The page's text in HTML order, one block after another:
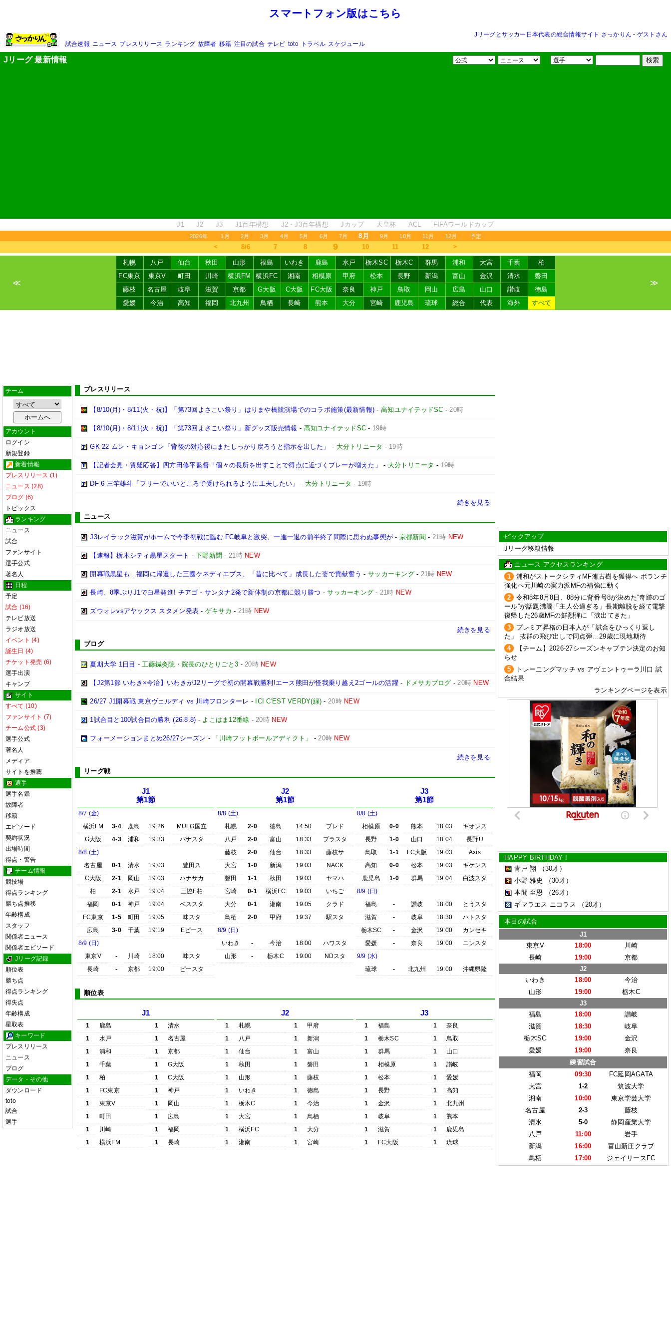
スマートフォン版はこちら
Jリーグとサッカー日本代表の総合情報サイト さっかりん - ゲストさん
試合速報 ニュース プレスリリース ランキング 故障者 移籍 注目の試合 テレビ toto トラベル スケジュール
Jリーグ 最新情報
J1 J2 J3 J1百年構想 J2・J3百年構想 Jカップ 天皇杯 ACL FIFAワールドカップ
2026年 1月 2月 3月 4月 5月 6月 7月 8月 9月 10月 11月 12月 予定
＜ 8/6 7 8 9 10 11 12 ＞
≪
札幌 八戸 仙台 秋田 山形 福島 いわき 鹿島 水戸 栃木SC 栃木C 群馬 浦和 大宮 千葉
柏
FC東京
東京V 町田 川崎 横浜FM 横浜FC 湘南 相模原 甲府 松本 長野 新潟 富山 金沢 清水
磐田
藤枝
名古屋 岐阜 滋賀 京都 G大阪 C大阪 FC大阪 奈良 神戸 鳥取 岡山 広島 山口 讃岐
徳島
愛媛
今治 高知 福岡 北九州 鳥栖 長崎 熊本 大分 宮崎 鹿児島 琉球 総合 代表 海外 すべて
≫
チーム
アカウント
ログイン
新規登録
新着情報
プレスリリース (1)
ニュース (28)
ブログ (6)
トピックス
ランキング
ニュース
試合
ファンサイト
選手公式
著名人
日程
予定
試合 (16)
テレビ放送
ラジオ放送
イベント (4)
誕生日 (4)
チケット発売 (6)
選手出演
キャンプ
サイト
すべて (10)
ファンサイト (7)
チーム公式 (3)
選手公式
著名人
メディア
サイトを推薦
選手
選手名鑑
故障者
移籍
エピソード
契約状況
出場時間
得点・警告
チーム情報
競技場
得点ランキング
勝ち点推移
年齢構成
スタッフ
関係者ニュース
関係者エピソード
Jリーグ記録
順位表
勝ち点
得点ランキング
得失点
年齢構成
星取表
キーワード
プレスリリース
ニュース
ブログ
データ・その他
ダウンロード
toto
試合
選手
プレスリリース
【8/10(月)・8/11(火・祝)】「第73回よさこい祭り」はりまや橋競演場でのコラボ施策(最新情報) - 高知ユナイテッドSC -20時
【8/10(月)・8/11(火・祝)】「第73回よさこい祭り」新グッズ販売情報 - 高知ユナイテッドSC - 19時
GK 22 ムン・キョンゴン「背後の対応後にまたしっかり戻ろうと指示を出した」 - 大分トリニータ - 19時
【記者会見・質疑応答】四方田修平監督「個々の長所を出すことで得点に近づくプレーが増えた」 - 大分トリニータ - 19時
DF 6 三竿雄斗「フリーでいいところで受けられるように工夫したい」 - 大分トリニータ - 19時
続きを見る
ニュース
J3レイラック滋賀がホームで今季初戦に臨む FC岐阜と激突、一進一退の前半終了間際に思わぬ事態が - 京都新聞 - 21時 NEW
【速報】栃木シティ黒星スタート -下野新聞 - 21時 NEW
開幕戦黒星も…福岡に帰還した三國ケネディエブス、「昔に比べて」成長した姿で貢献誓う -サッカーキング- 21時 NEW
長崎、8季ぶりJ1で白星発進! チアゴ・サンタナ2発で新体制の京都に競り勝つ -サッカーキング - 21時 NEW
ズウォレvsアヤックス スタメン発表 - ゲキサカ - 21時 NEW
続きを見る
ブログ
夏期大学 1日目 -工藤鍼灸院・院長のひとりごと3 -20時 NEW
【J2第1節 いわき×今治】いわきがJ2リーグで初の開幕戦勝利!エース熊田が怪我乗り越え2ゴールの活躍- ドメサカブログ -20時 NEW
26/27 J1開幕戦 東京ヴェルディ vs 川崎フロンターレ - ICI C'EST VERDY(緑) - 20時 NEW
1試合目と100試合目の勝利 (26.8.8) - よこはま12番線 -20時 NEW
フォーメーションまとめ26/27シーズン - 「川崎フットボールアディクト」 -20時 NEW
続きを見る
リーグ戦
J1
第1節
8/7 (金)
横浜FM
3-4 鹿島 19:26
MUFG国立
G大阪
4-3 浦和 19:33
パナスタ
8/8 (土)
名古屋
0-1 清水 19:03
豊田ス
C大阪
2-1 岡山 19:03
ハナサカ
柏
2-1 水戸 19:04
三協F柏
福岡
0-1 神戸 19:04
ベススタ
FC東京
1-5 町田 19:05
味スタ
広島
3-0 千葉 19:19
Eピース
8/9 (日)
東京V
- 川崎 18:00
味スタ
長崎
- 京都 19:00 ピースタ
J2
第1節
8/8 (土)
札幌
2-0 徳島 14:50
プレド
八戸
2-0 富山 18:33
プラスタ
藤枝
2-0 仙台 18:33
藤枝サ
大宮
1-0 新潟 19:03
NACK
磐田
1-1 秋田 19:03
ヤマハ
宮崎
0-1 横浜FC 19:03
いちご
大分
0-1 湘南 19:05
クラド
鳥栖
2-0 甲府 19:37
駅スタ
8/9 (日)
いわき
- 今治 18:00
ハワスタ
山形
- 栃木C 19:00 NDスタ
J3
第1節
8/8 (土)
相模原
0-0 熊本 18:03
ギオンス
長野
1-0 山口 18:04
長野U
鳥取
1-1 FC大阪 19:03
Axis
高知
0-0 松本 19:03
ギケンス
鹿児島
1-0 群馬 19:04
白波スタ
8/9 (日)
福島
- 讃岐 18:00
とうスタ
滋賀
- 岐阜 18:30
ハトスタ
栃木SC
- 金沢 19:00
カンセキ
愛媛
- 奈良 19:00
ニンスタ
9/9 (水)
琉球
- 北九州 19:00 沖縄県陸
順位表
J1
1 鹿島 1
清水
1
水戸 1
名古屋
1
浦和 1
京都
1
千葉 1
G大阪
1
柏 1
C大阪
1
FC東京 1
神戸
1
東京V 1
岡山
1
町田 1
広島
1
川崎 1
福岡
1
横浜FM 1 長崎
J2
1 札幌 1
甲府
1
八戸 1
新潟
1
仙台 1
富山
1
秋田 1
磐田
1
山形 1
藤枝
1
いわき 1
徳島
1
栃木C 1
今治
1
大宮 1
鳥栖
1
横浜FC 1
大分
1
湘南 1 宮崎
J3
1 福島 1
奈良
1
栃木SC 1
鳥取
1
群馬 1
山口
1
相模原 1
讃岐
1
松本 1
愛媛
1
長野 1
高知
1
金沢 1
北九州
1
岐阜 1
熊本
1
滋賀 1
鹿児島
1
FC大阪 1 琉球
ピックアップ
Jリーグ移籍情報
ニュース アクセスランキング
1
浦和がストークシティMF瀬古樹を獲得へ ボランチ
強化へ元川崎の実力派MFの補強に動く
2
令和8年8月8日、88分に背番号8が決めた“奇跡のゴ
ール”が話題沸騰「主人公過ぎる」長期離脱を経て電撃
復帰した26歳MFの鮮烈弾に「涙出てきた」
3
プレミア昇格の日本人が「試合をひっくり返し
た」 抜群の飛び出しで同点弾…29歳に現地期待
4
【チーム】2026-27シーズンキャプテン決定のお知
らせ
5
トレーニングマッチ vs アヴェントゥーラ川口 試
合結果
ランキングページを表示
HAPPY BIRTHDAY !
青戸 翔
（30才）
小野 雅史
（30才）
本間 至恩
（26才）
ギマラエス ニコラス
（20才）
本日の試合
J1
東京V
18:00
川崎
長崎
19:00
京都
J2
いわき
18:00
今治
山形
19:00
栃木C
J3
福島
18:00
讃岐
滋賀
18:30
岐阜
栃木SC
19:00
金沢
愛媛
19:00
奈良
練習試合
福岡
09:30
FC延岡AGATA
大宮
1-2
筑波大学
湘南
10:00
東京学芸大学
名古屋
2-3
藤枝
清水
5-0
静岡産業大学
八戸
11:00
岩手
新潟
16:00
富山新庄クラブ
鳥栖
17:00 ジェイリースFC